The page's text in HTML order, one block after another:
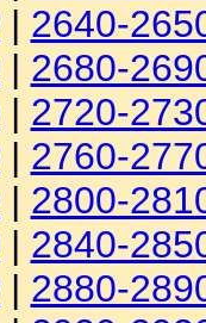
| 2640-
| 2680-
| 2720-
| 2760-
| 2800-
| 2840-
| 2880-